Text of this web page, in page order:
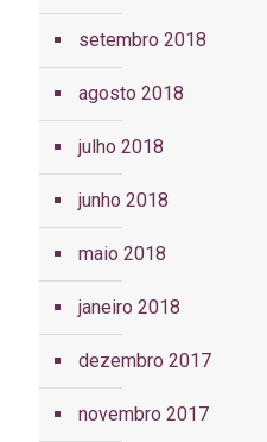
setembro 2018
agosto 2018
julho 2018
junho 2018
maio 2018
janeiro 2018
dezembro 2017
novembro 2017